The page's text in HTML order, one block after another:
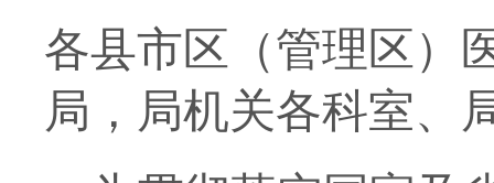
各县市区（管理区）
局，局机关各科室、